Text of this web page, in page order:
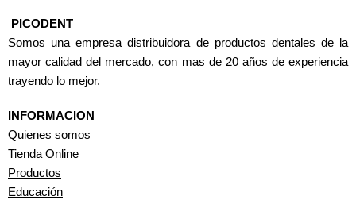
PICODENT
Somos una empresa distribuidora de productos dentales de la
mayor calidad del mercado, con mas de 20 años de experiencia
trayendo lo mejor.
INFORMACION
Quienes somos
Tienda Online
Productos
Educación